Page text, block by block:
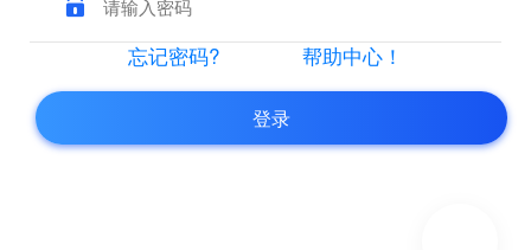
忘记密码? 帮助中心！
登录